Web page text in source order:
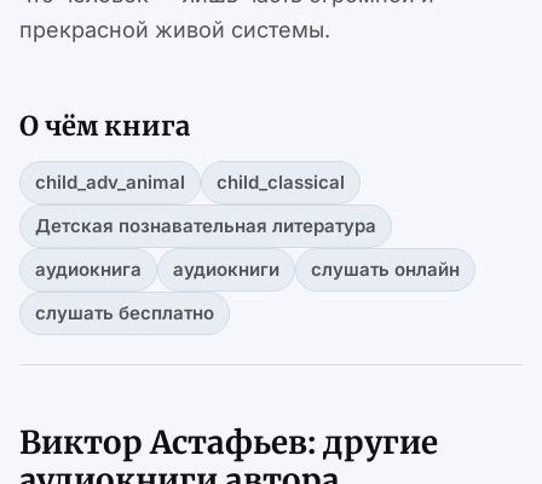
прекрасной живой системы.
О чём книга
child_adv_animal
child_classical
Детская познавательная литература
аудиокнига
аудиокниги
слушать онлайн
слушать бесплатно
Виктор Астафьев: другие